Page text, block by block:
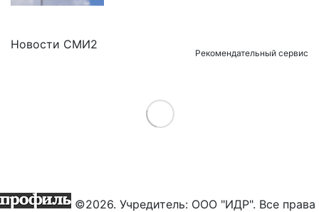
Новости СМИ2
Рекомендательный сервис
Load More
©2026. Учредитель: ООО "ИДР". Все права